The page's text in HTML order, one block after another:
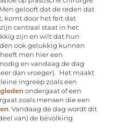
gelooft dat de reden dat
komt door het feit dat
centraal staat in het
zijn en wilt dat hun
ook gelukkig kunnen
men hier een
en vandaag de dag
dan vroeger). Het maakt
ingreep zoals een
ondergaat of een
zoals mensen die een
. Vandaag de dag wordt dit
van) de bevolking